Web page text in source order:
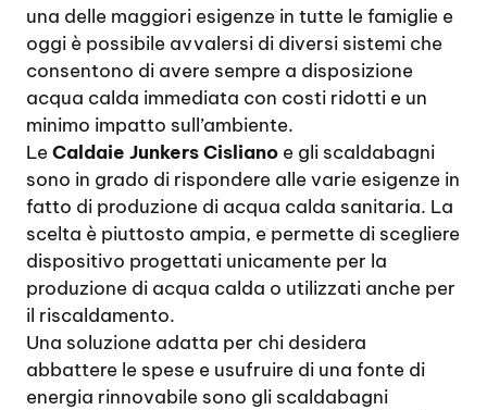
una delle maggiori esigenze in tutte le famiglie e
oggi è possibile avvalersi di diversi sistemi che
consentono di avere sempre a disposizione
acqua calda immediata con costi ridotti e un
minimo impatto sull’ambiente.
LeCaldaie Junkers Cisliano e gli scaldabagni
sono in grado di rispondere alle varie esigenze in
fatto di produzione di acqua calda sanitaria. La
scelta è piuttosto ampia, e permette di scegliere
dispositivo progettati unicamente per la
produzione di acqua calda o utilizzati anche per
il riscaldamento.
Una soluzione adatta per chi desidera
abbattere le spese e usufruire di una fonte di
energia rinnovabile sono gli scaldabagni